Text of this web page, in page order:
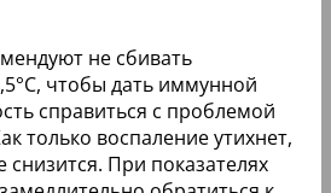
не сбивать
чтобы дать иммунной
справиться с проблемой
только воспаление утихнет,
снизится. При показателях